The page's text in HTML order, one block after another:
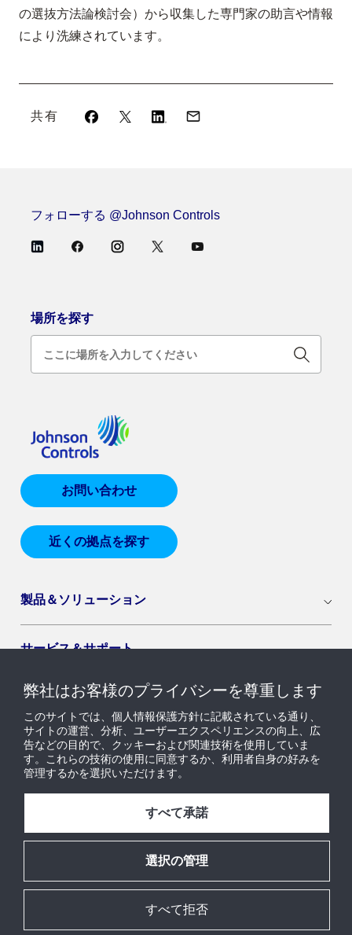
の選抜方法論検討会）から収集した専門家の助言や情報
により洗練されています。
共有
フォローする @Johnson Controls
場所を探す
お問い合わせ
近くの拠点を探す
製品＆ソリューション
サービス＆サポート
導入セグメント
ニュース & インサイト
採用情報
当社について
弊社はお客様のプライバシーを尊重します
このサイトでは、個人情報保護方針に記載されている通り、
サイトの運営、分析、ユーザーエクスペリエンスの向上、広
告などの目的で、クッキーおよび関連技術を使用していま
す。これらの技術の使用に同意するか、利用者自身の好みを
管理するかを選択いただけます。
選択の管理
すべて承諾
すべて拒否